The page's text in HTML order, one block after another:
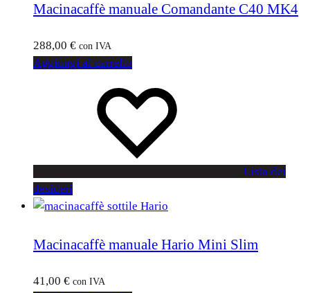
Macinacaffè manuale Comandante C40 MK4
288,00 € con IVA
Aggiungi al carrello
Lista dei
desideri
Macinacaffè manuale Hario Mini Slim
41,00 € con IVA